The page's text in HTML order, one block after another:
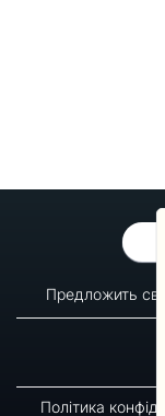
Предложить
Політика